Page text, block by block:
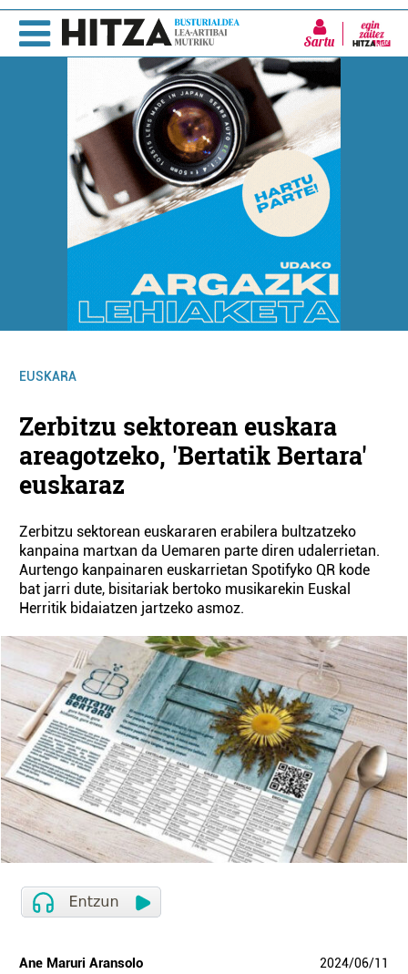
Sartu
EUSKARA
Zerbitzu sektorean euskara
areagotzeko, 'Bertatik Bertara'
euskaraz
Zerbitzu sektorean euskararen erabilera bultzatzeko
kanpaina martxan da Uemaren parte diren udalerrietan.
Aurtengo kanpainaren euskarrietan Spotifyko QR kode
bat jarri dute, bisitariak bertoko musikarekin Euskal
Herritik bidaiatzen jartzeko asmoz.
Ane Maruri Aransolo 2024/06/11